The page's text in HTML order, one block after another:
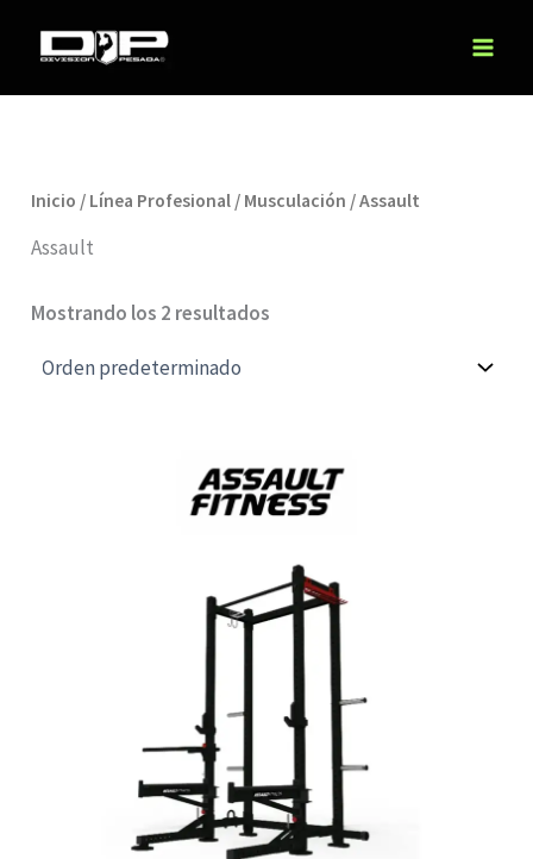
Inicio / Línea Profesional / Musculación / Assault
Assault
Mostrando los 2 resultados